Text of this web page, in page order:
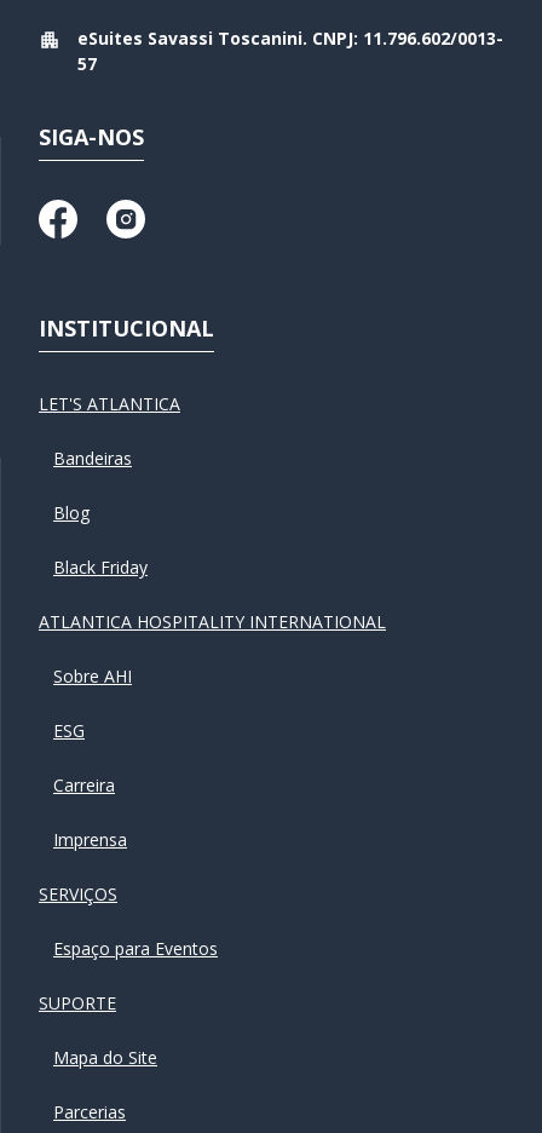
eSuites Savassi Toscanini. CNPJ: 11.796.602/0013-
57
SIGA-NOS
INSTITUCIONAL
LET'S ATLANTICA
Bandeiras
Blog
Black Friday
ATLANTICA HOSPITALITY INTERNATIONAL
Sobre AHI
ESG
Carreira
Imprensa
SERVIÇOS
Espaço para Eventos
SUPORTE
Mapa do Site
Parcerias